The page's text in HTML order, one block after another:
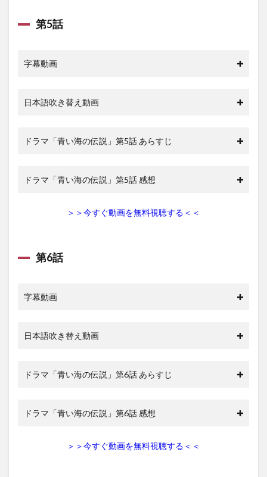
第5話
字幕動画
日本語吹き替え動画
ドラマ「青い海の伝説」第5話 あらすじ
ドラマ「青い海の伝説」第5話 感想
＞＞今すぐ動画を無料視聴する＜＜
第6話
字幕動画
日本語吹き替え動画
ドラマ「青い海の伝説」第6話 あらすじ
ドラマ「青い海の伝説」第6話 感想
＞＞今すぐ動画を無料視聴する＜＜